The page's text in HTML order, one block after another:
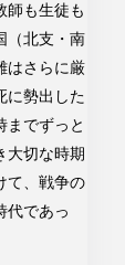
師も生徒も
（北支・南
はさらに厳
に勢出した
までずっと
大切な時期
て、戦争の
代であっ